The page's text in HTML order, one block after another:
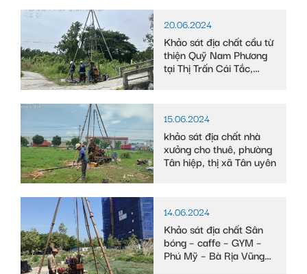
20.06.2024
Khảo sát địa chất cầu từ
thiện Quỹ Nam Phương
tại Thị Trấn Cái Tắc,
15.06.2024
khảo sát địa chất nhà
xưởng cho thuê, phường
Tân hiệp, thị xã Tân uyên
14.06.2024
Khảo sát địa chất Sân
bóng – caffe – GYM –
Phú Mỹ – Bà Rịa Vũng